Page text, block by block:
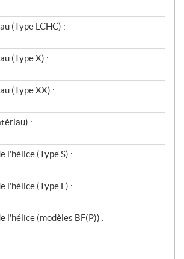
(Type LCHC) :
(Type X) :
(Type XX) :
:
l'hélice (Type S) :
l'hélice (Type L) :
l'hélice (modèles BF(P)) :